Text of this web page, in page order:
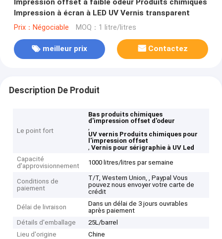
Impression offset à faible odeur Produits chimiques
Impression à écran à LED UV Vernis transparent
Prix：Négociable MOQ：1 litre/litres
meilleur prix Contactez
Description De Produit
Le point fort
Bas produits chimiques
d'impression offset d'odeur
,
UV vernis Produits chimiques pour
l'impression offset
,Vernis pour sérigraphie à UV Led
Capacité
d'approvisionnement
1000 litres/litres par semaine
Conditions de
paiement
T/T, Western Union, , Paypal Vous
pouvez nous envoyer votre carte de
crédit
Délai de livraison
Dans un délai de 3 jours ouvrables
après paiement
Détails d'emballage
25L/barrel
Lieu d'origine
Chine